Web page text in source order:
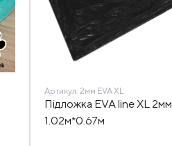
Артикул: 2мм EVA XL
Підложка EVA line XL 2мм
1.02м*0.67м